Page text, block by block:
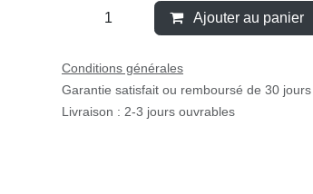
Ajouter au panier
Conditions générales
Garantie satisfait ou remboursé de 30 jours
Livraison : 2-3 jours ouvrables